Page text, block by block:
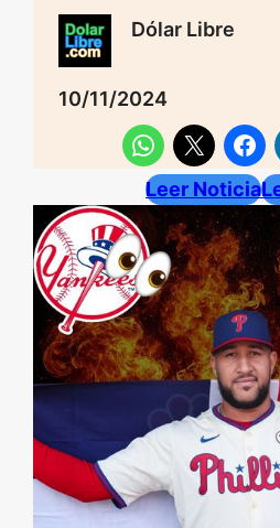
Dólar Libre
10/11/2024
Leer Noticia